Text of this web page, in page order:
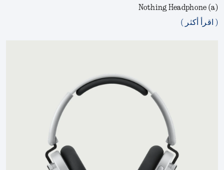
Nothing Headphone (a)
( اقرأ أكثر )